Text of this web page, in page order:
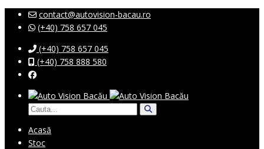
contact@autovision-bacau.ro
(+40) 758 657 045
(+40) 758 657 045
(+40) 758 888 580
Acasă
Stoc